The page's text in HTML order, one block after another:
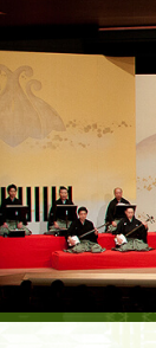
2026年1月
先日帝国ホテ